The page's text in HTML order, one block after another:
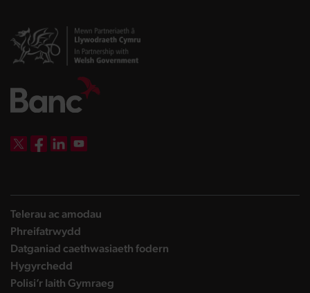
Telerau ac amodau
Phreifatrwydd
Datganiad caethwasiaeth fodern
Hygyrchedd
Polisi’r Iaith Gymraeg